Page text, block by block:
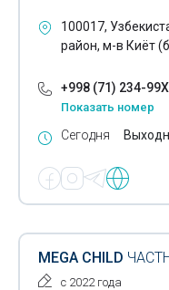
100017,
район, м-в Киёт
+998 (71) 234-
Показать номер
Сегодня
MEGA CHILD
с 2022 года